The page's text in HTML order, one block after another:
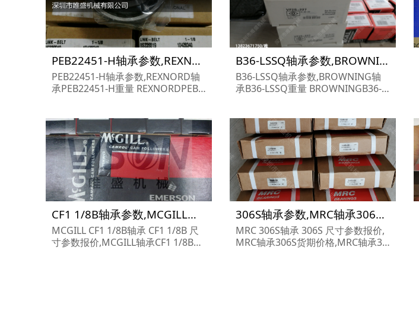
PEB22451-H轴承参数,REXNORD轴承PEB22451-H重量
PEB22451-H轴承参数,REXNORD轴
承PEB22451-H重量 REXNORDPEB2
期价格,REXNORD轴承PEB22451-
H...
B36-LSSQ轴承参数,BROWNING轴承B36-LSSQ重量
B36-LSSQ轴承参数,BROWNING轴
承B36-LSSQ重量 BROWNINGB36-L
BROWNING轴承B36-LSSQ...
CF1 1/8B轴承参数,MCGILL轴承CF1 1/8B重量
MCGILL CF1 1/8B轴承 CF1 1/8B 尺
寸参数报价,MCGILL轴承CF1 1/8B货
306S轴承参数,MRC轴承306S重量
MRC 306S轴承 306S 尺寸参数报价,
MRC轴承306S货期价格,MRC轴承30